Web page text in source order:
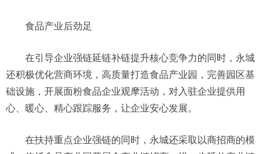
食品产业后劲足
在引导企业强链延链补链提升核心竞争力的同时，永城
还积极优化营商环境，高质量打造食品产业园，完善园区基
础设施，开展面粉食品企业观摩活动，对入驻企业提供用
心、暖心、精心跟踪服务，让企业安心发展。
在扶持重点企业强链的同时，永城还采取以商招商的模